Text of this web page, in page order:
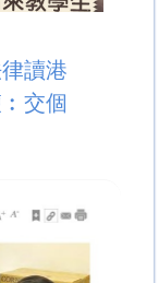
讀港
交個